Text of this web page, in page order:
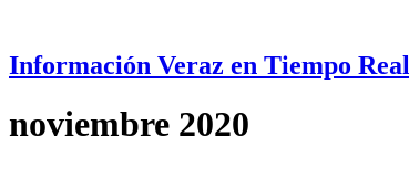
Información Veraz en Tiempo Real
noviembre 2020